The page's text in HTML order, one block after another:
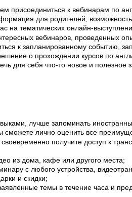
присоединиться к вебинарам по
для родителей,
на тематических онлайн-
вебинаров, проведенных
к запланированному событию,
о прохождении курсов по
для себя что-то новое и полезное
лучше запоминать
лично оценить все
получите доступ к
из дома, кафе или другого места;
с любого устройства,
и скидки;
темы в течение часа и